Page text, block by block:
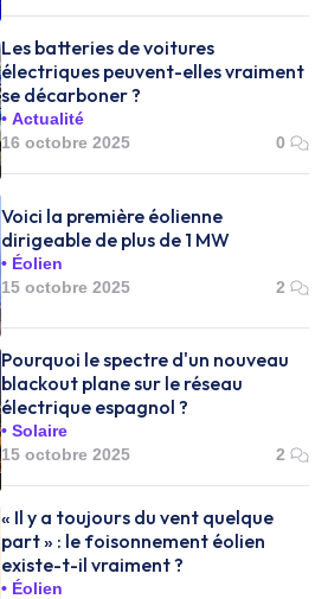
Les batteries de voitures
électriques peuvent-elles vraiment
se décarboner ?
Actualité
16 octobre 2025
0
Voici la première éolienne
dirigeable de plus de 1 MW
Éolien
15 octobre 2025
2
Pourquoi le spectre d'un nouveau
blackout plane sur le réseau
électrique espagnol ?
Solaire
15 octobre 2025
2
« Il y a toujours du vent quelque
part » : le foisonnement éolien
existe-t-il vraiment ?
Éolien